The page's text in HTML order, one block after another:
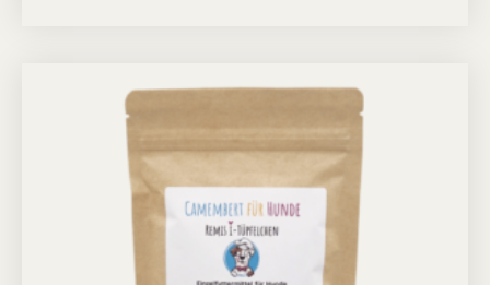
7,49 €
mehrere
Varianten
auf.
Optionen